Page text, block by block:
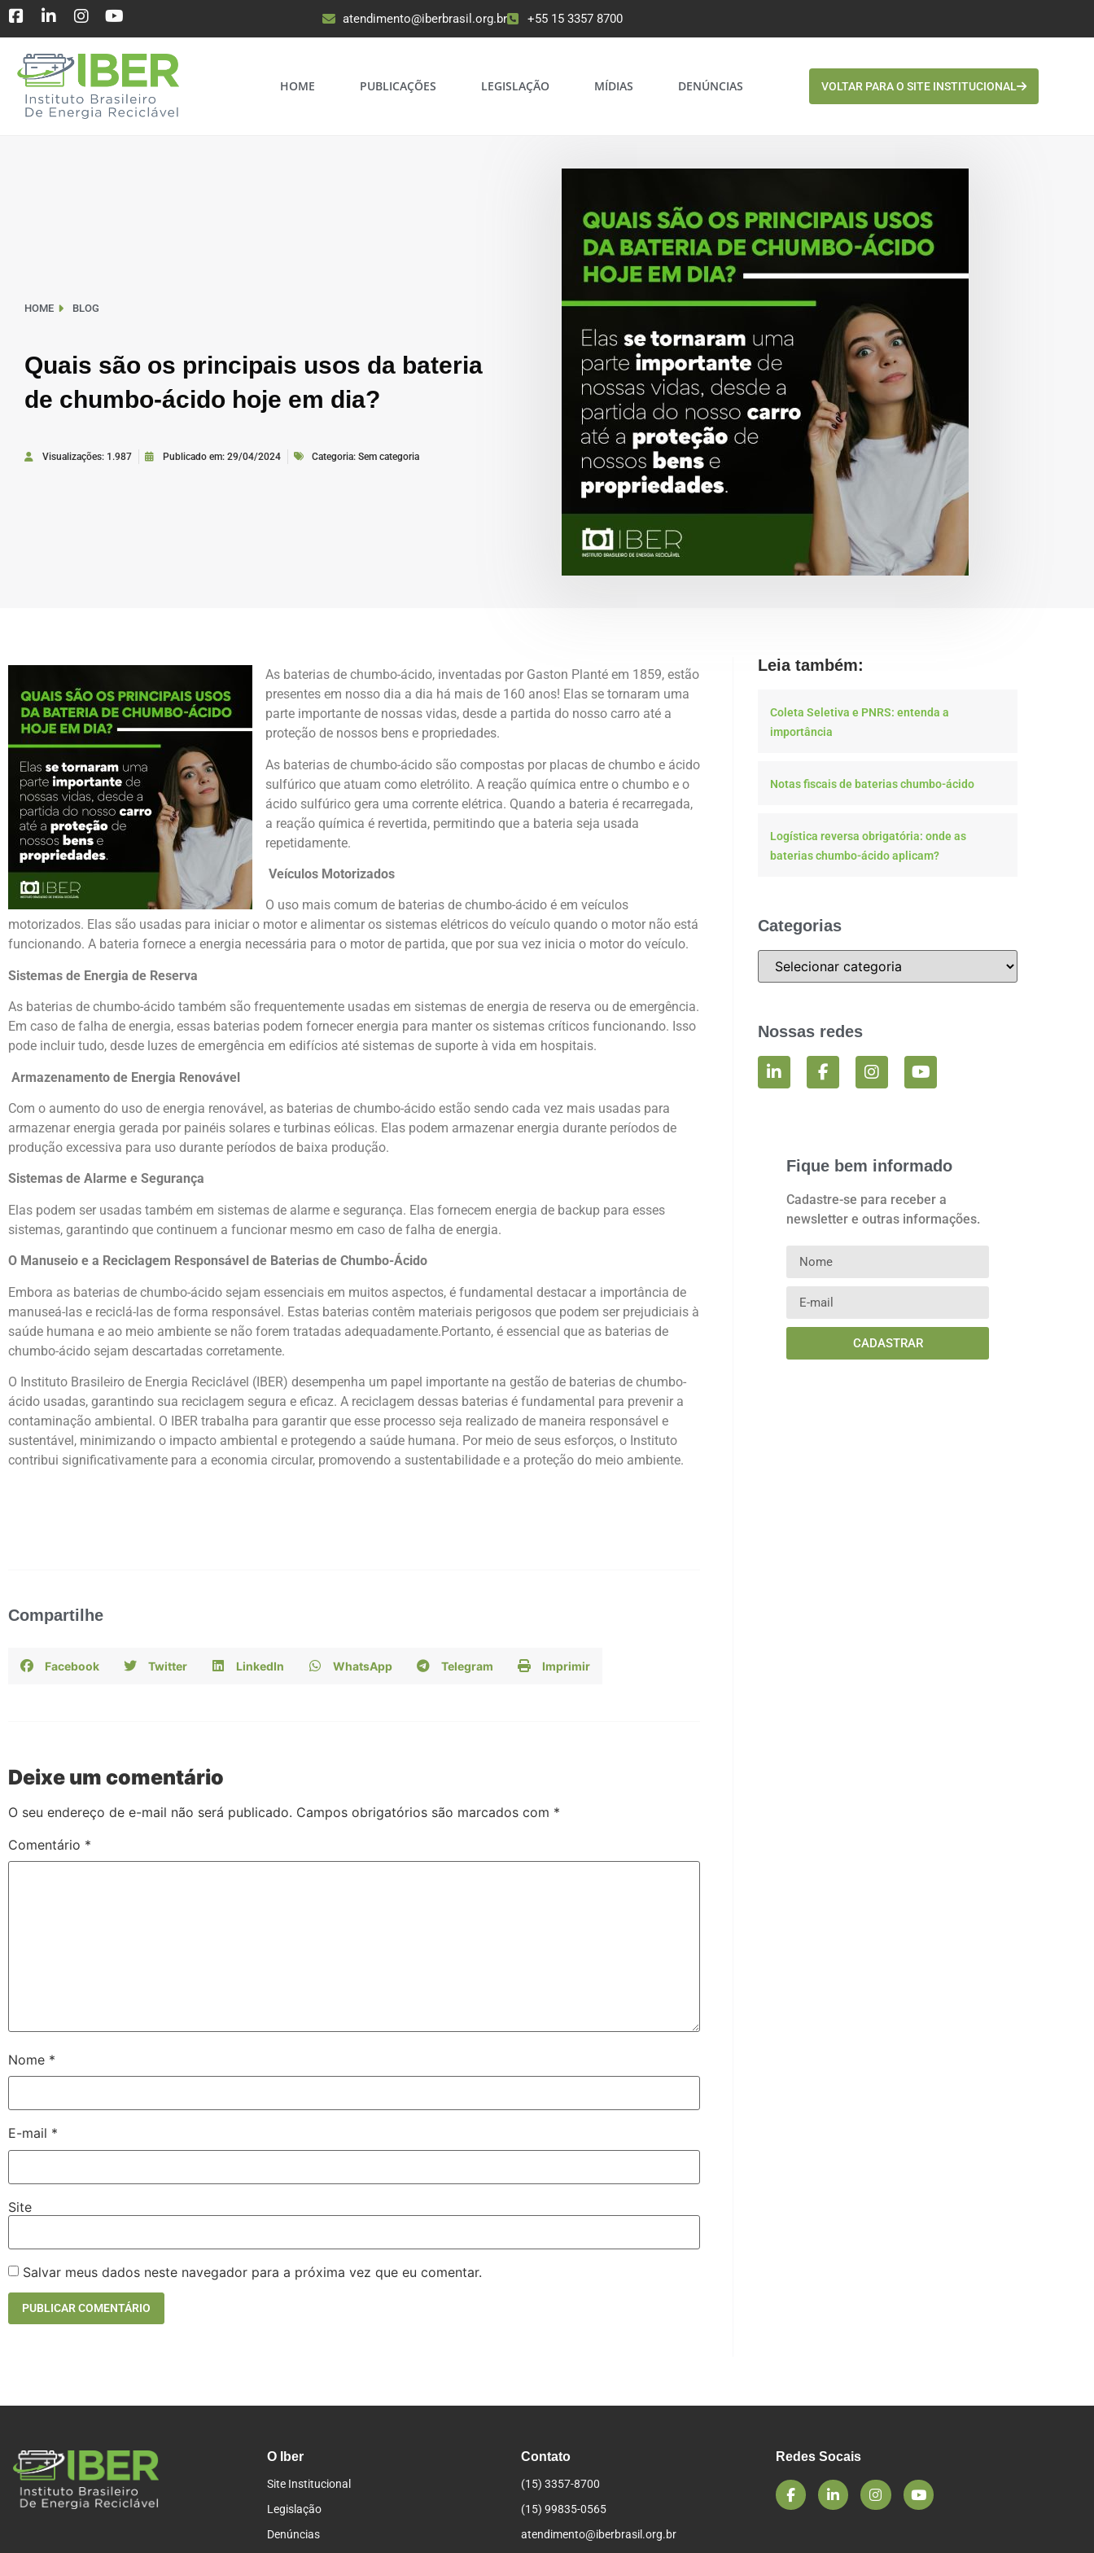
atendimento@iberbrasil.org.br +55 15 3357 8700
HOME PUBLICAÇÕES LEGISLAÇÃO MÍDIAS DENÚNCIAS VOLTAR PARA O SITE INSTITUCIONAL
HOME BLOG
Quais são os principais usos da bateria
de chumbo-ácido hoje em dia?
Visualizações: 1.987 Publicado em: 29/04/2024 Categoria: Sem categoria
As baterias de chumbo-ácido, inventadas por Gaston Planté em 1859, estão
presentes em nosso dia a dia há mais de 160 anos! Elas se tornaram uma
parte importante de nossas vidas, desde a partida do nosso carro até a
proteção de nossos bens e propriedades.
As baterias de chumbo-ácido são compostas por placas de chumbo e ácido
sulfúrico que atuam como eletrólito. A reação química entre o chumbo e o
ácido sulfúrico gera uma corrente elétrica. Quando a bateria é recarregada,
a reação química é revertida, permitindo que a bateria seja usada
repetidamente.
Veículos Motorizados
O uso mais comum de baterias de chumbo-ácido é em veículos
motorizados. Elas são usadas para iniciar o motor e alimentar os sistemas elétricos do veículo quando o motor não está
funcionando. A bateria fornece a energia necessária para o motor de partida, que por sua vez inicia o motor do veículo.
Sistemas de Energia de Reserva
As baterias de chumbo-ácido também são frequentemente usadas em sistemas de energia de reserva ou de emergência.
Em caso de falha de energia, essas baterias podem fornecer energia para manter os sistemas críticos funcionando. Isso
pode incluir tudo, desde luzes de emergência em edifícios até sistemas de suporte à vida em hospitais.
Armazenamento de Energia Renovável
Com o aumento do uso de energia renovável, as baterias de chumbo-ácido estão sendo cada vez mais usadas para
armazenar energia gerada por painéis solares e turbinas eólicas. Elas podem armazenar energia durante períodos de
produção excessiva para uso durante períodos de baixa produção.
Sistemas de Alarme e Segurança
Elas podem ser usadas também em sistemas de alarme e segurança. Elas fornecem energia de backup para esses
sistemas, garantindo que continuem a funcionar mesmo em caso de falha de energia.
O Manuseio e a Reciclagem Responsável de Baterias de Chumbo-Ácido
Embora as baterias de chumbo-ácido sejam essenciais em muitos aspectos, é fundamental destacar a importância de
manuseá-las e reciclá-las de forma responsável. Estas baterias contêm materiais perigosos que podem ser prejudiciais à
saúde humana e ao meio ambiente se não forem tratadas adequadamente.Portanto, é essencial que as baterias de
chumbo-ácido sejam descartadas corretamente.
O Instituto Brasileiro de Energia Reciclável (IBER) desempenha um papel importante na gestão de baterias de chumbo-
ácido usadas, garantindo sua reciclagem segura e eficaz. A reciclagem dessas baterias é fundamental para prevenir a
contaminação ambiental. O IBER trabalha para garantir que esse processo seja realizado de maneira responsável e
sustentável, minimizando o impacto ambiental e protegendo a saúde humana. Por meio de seus esforços, o Instituto
contribui significativamente para a economia circular, promovendo a sustentabilidade e a proteção do meio ambiente.
Compartilhe
Facebook Twitter LinkedIn WhatsApp Telegram Imprimir
Deixe um comentário
O seu endereço de e-mail não será publicado. Campos obrigatórios são marcados com *
Comentário *
Nome *
E-mail *
Site
Salvar meus dados neste navegador para a próxima vez que eu comentar.
Leia também:
Coleta Seletiva e PNRS: entenda a
importância
Notas fiscais de baterias chumbo-ácido
Logística reversa obrigatória: onde as
baterias chumbo-ácido aplicam?
Categorias
Nossas redes
Fique bem informado
Cadastre-se para receber a
newsletter e outras informações.
CADASTRAR
O Iber
Site Institucional
Legislação
Denúncias
Contato
(15) 3357-8700
(15) 99835-0565
atendimento@iberbrasil.org.br
Redes Socais